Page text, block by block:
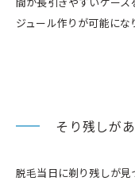
ジュール作りが可能にな
そり残しが
脱毛当日に剃り残しが